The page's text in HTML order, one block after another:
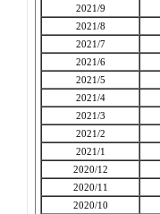
2021/9
2021/8
2021/7
2021/6
2021/5
2021/4
2021/3
2021/2
2021/1
2020/12
2020/11
2020/10